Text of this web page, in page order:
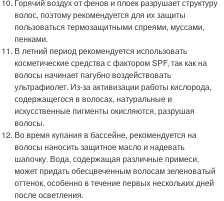
Горячий воздух от фенов и плоек разрушает структуру
волос, поэтому рекомендуется для их защиты
пользоваться термозащитными спреями, муссами,
пенками.
В летний период рекомендуется использовать
косметические средства с фактором SPF, так как на
волосы начинает пагубно воздействовать
ультрафиолет. Из-за активизации работы кислорода,
содержащегося в волосах, натуральные и
искусственные пигменты окисляются, разрушая
волосы.
Во время купания в бассейне, рекомендуется на
волосы наносить защитное масло и надевать
шапочку. Вода, содержащая различные примеси,
может придать обесцвеченным волосам зеленоватый
оттенок, особенно в течение первых нескольких дней
после осветления.